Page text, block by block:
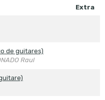
Extra
de guitares)
Raul